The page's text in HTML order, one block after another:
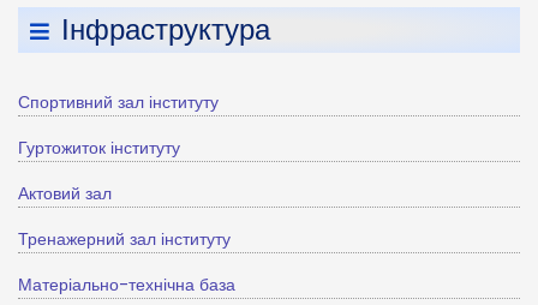
Інфраструктура
Спортивний зал інституту
Гуртожиток інституту
Актовий зал
Тренажерний зал інституту
Матеріально-технічна база